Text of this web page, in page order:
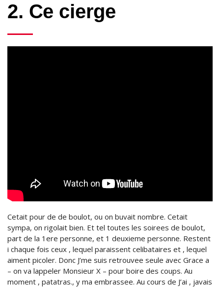
2. Ce cierge
Cetait pour de de boulot, ou on buvait nombre. Cetait
sympa, on rigolait bien. Et tel toutes les soirees de boulot,
part de la 1ere personne, et 1 deuxieme personne. Restent
i chaque fois ceux , lequel paraissent celibataires et , lequel
aiment picoler. Donc J’me suis retrouvee seule avec Grace a
– on va lappeler Monsieur X – pour boire des coups. Au
moment , patatras., y ma embrassee. Au cours de J’ai , javais